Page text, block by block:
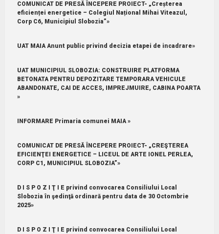
COMUNICAT DE PRESĂ ÎNCEPERE PROIECT- „Creșterea
eficienței energetice – Colegiul Național Mihai Viteazul,
Corp C6, Municipiul Slobozia”»
UAT MAIA Anunt public privind decizia etapei de incadrare»
UAT MUNICIPIUL SLOBOZIA: CONSTRUIRE PLATFORMA
BETONATA PENTRU DEPOZITARE TEMPORARA VEHICULE
ABANDONATE, CAI DE ACCES, IMPREJMUIRE, CABINA POARTA
»
INFORMARE Primaria comunei MAIA »
COMUNICAT DE PRESĂ ÎNCEPERE PROIECT- „CREŞTEREA
EFICIENŢEI ENERGETICE – LICEUL DE ARTE IONEL PERLEA,
CORP C1, MUNICIPIUL SLOBOZIA”»
D I S P O Z I Ţ I E privind convocarea Consiliului Local
Slobozia în şedinţă ordinară pentru data de 30 Octombrie
2025»
D I S P O Z I Ţ I E privind convocarea Consiliului Local